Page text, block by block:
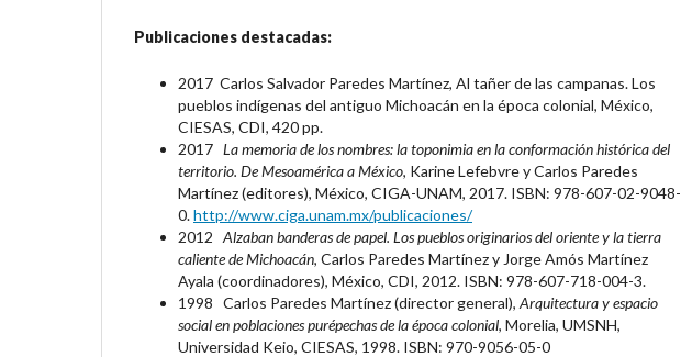
Publicaciones destacadas:
2017 Carlos Salvador Paredes Martínez, Al tañer de las campanas. Los
pueblos indígenas del antiguo Michoacán en la época colonial, México,
CIESAS, CDI, 420 pp.
2017 La memoria de los nombres: la toponimia en la conformación histórica del
territorio. De Mesoamérica a México, Karine Lefebvre y Carlos Paredes
Martínez (editores), México, CIGA-UNAM, 2017. ISBN: 978-607-02-9048-
0.http://www.ciga.unam.mx/publicaciones/
2012 Alzaban banderas de papel. Los pueblos originarios del oriente y la tierra
caliente de Michoacán, Carlos Paredes Martínez y Jorge Amós Martínez
Ayala (coordinadores), México, CDI, 2012. ISBN: 978-607-718-004-3.
1998 Carlos Paredes Martínez (director general), Arquitectura y espacio
social en poblaciones purépechas de la época colonial, Morelia, UMSNH,
Universidad Keio, CIESAS, 1998. ISBN: 970-9056-05-0